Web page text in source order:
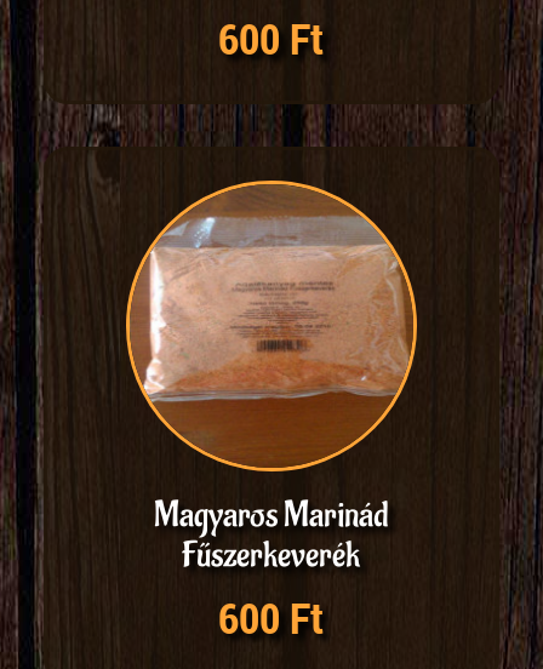
600 Ft
Magyaros Marinád
Fűszerkeverék
600 Ft